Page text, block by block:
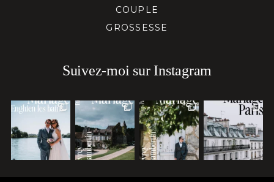
COUPLE
GROSSESSE
Suivez-moi sur Instagram